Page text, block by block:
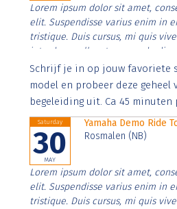
Lorem ipsum dolor sit amet,
elit. Suspendisse varius enim in
tristique. Duis cursus, mi quis
interdum nulla, ut commodo
Aenean faucibus nibh et justo
imperdiet. Nunc ut sem vitae
Schrijf je in op jouw favoriete
model en probeer deze
begeleiding uit. Ca 45 minuten
Saturday
30
MAY
Yamaha Demo Ride
Rosmalen (NB)
Lorem ipsum dolor sit amet,
elit. Suspendisse varius enim in
tristique. Duis cursus, mi quis